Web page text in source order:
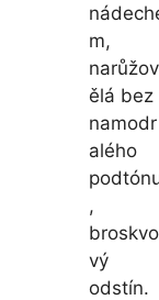
m,
narůžov
ělá bez
namodr
alého
,
broskvo
vý
odstín.